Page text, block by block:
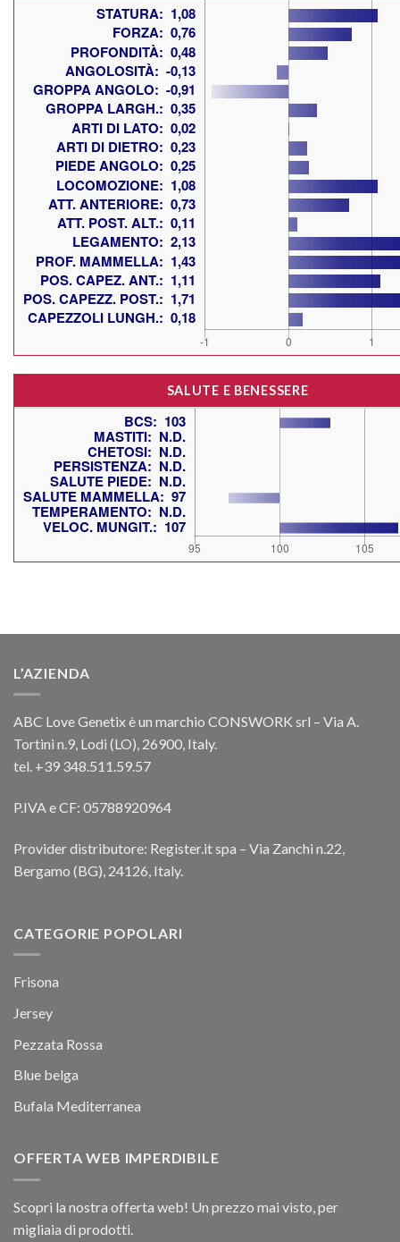
SALUTE E BENESSERE
L’AZIENDA
ABC Love Genetix è un marchio CONSWORK srl – Via A.
Tortini n.9, Lodi (LO), 26900, Italy.
tel. +39 348.511.59.57
P.IVA e CF: 05788920964
Provider distributore: Register.it spa – Via Zanchi n.22,
Bergamo (BG), 24126, Italy.
CATEGORIE POPOLARI
Frisona
Jersey
Pezzata Rossa
Blue belga
Bufala Mediterranea
OFFERTA WEB IMPERDIBILE
Scopri la nostra offerta web! Un prezzo mai visto, per
migliaia di prodotti.